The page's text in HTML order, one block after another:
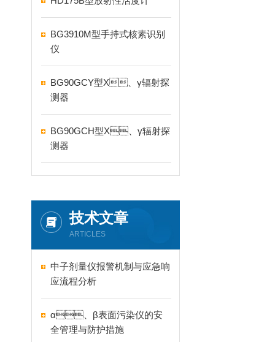
BG3910M型手持式核素识别
仪
BG90GCY型X、γ辐射探
测器
BG90GCH型X、γ辐射探
测器
技术文章
ARTICLES
中子剂量仪报警机制与应急响
应流程分析
α、β表面污染仪的安
全管理与防护措施